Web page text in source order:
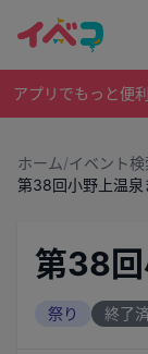
アプリでもっと便
ホーム/イベント検
第38回小野上温泉
第38回
祭り 終了